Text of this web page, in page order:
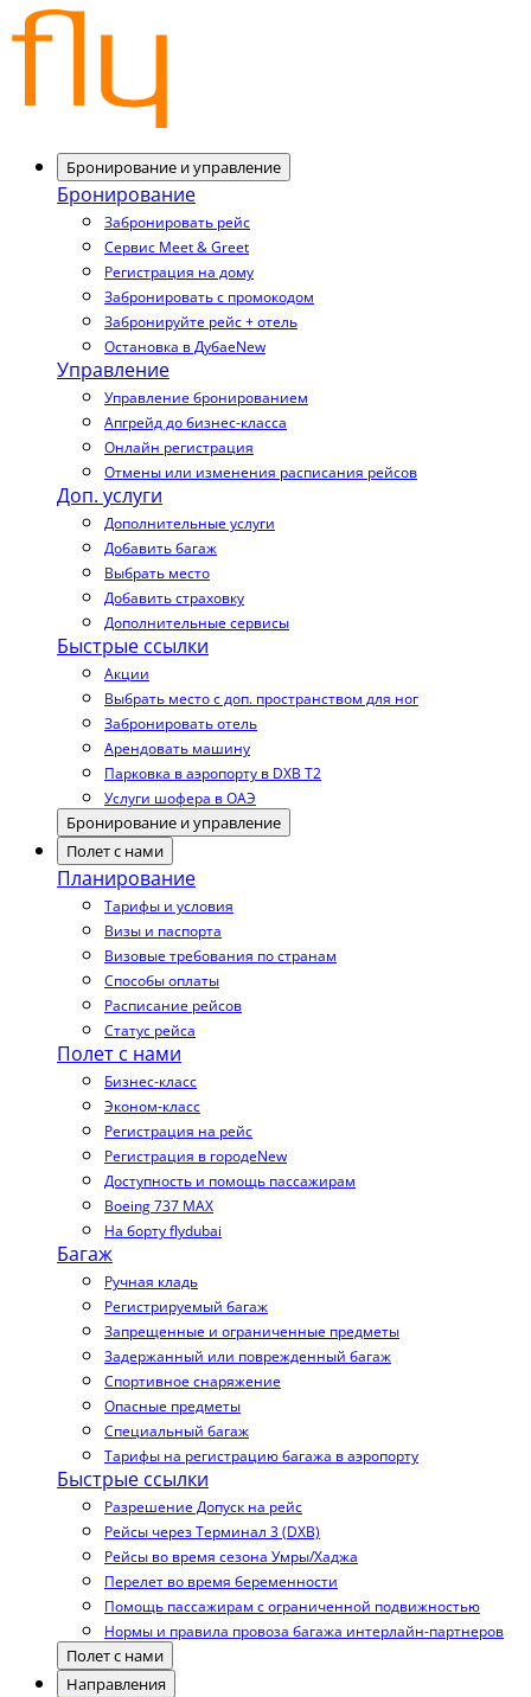
Бронирование и управление
Бронирование
Забронировать рейс
Сервис Meet & Greet
Регистрация на дому
Забронировать с промокодом
Забронируйте рейс + отель
Остановка в ДубаеNew
Управление
Управление бронированием
Апгрейд до бизнес-класса
Онлайн регистрация
Отмены или изменения расписания рейсов
Доп. услуги
Дополнительные услуги
Добавить багаж
Выбрать место
Добавить страховку
Дополнительные сервисы
Быстрые ссылки
Акции
Выбрать место с доп. пространством для ног
Забронировать отель
Арендовать машину
Парковка в аэропорту в DXB T2
Услуги шофера в ОАЭ
Бронирование и управление
Полет с нами
Планирование
Тарифы и условия
Визы и паспорта
Визовые требования по странам
Способы оплаты
Расписание рейсов
Статус рейса
Полет с нами
Бизнес-класс
Эконом-класс
Регистрация на рейс
Регистрация в городеNew
Доступность и помощь пассажирам
Boeing 737 MAX
На борту flydubai
Багаж
Ручная кладь
Регистрируемый багаж
Запрещенные и ограниченные предметы
Задержанный или поврежденный багаж
Спортивное снаряжение
Опасные предметы
Специальный багаж
Тарифы на регистрацию багажа в аэропорту
Быстрые ссылки
Разрешение Допуск на рейс
Рейсы через Терминал 3 (DXB)
Рейсы во время сезона Умры/Хаджа
Перелет во время беременности
Помощь пассажирам с ограниченной подвижностью
Нормы и правила провоза багажа интерлайн-партнеров
Полет с нами
Направления